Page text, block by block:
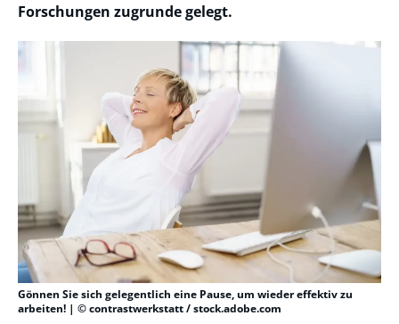
Forschungen zugrunde gelegt.
Gönnen Sie sich gelegentlich eine Pause, um wieder effektiv zu
arbeiten! | © contrastwerkstatt / stock.adobe.com